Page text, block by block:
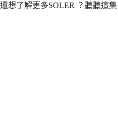
還想了解更多SOLER ？聽聽這集